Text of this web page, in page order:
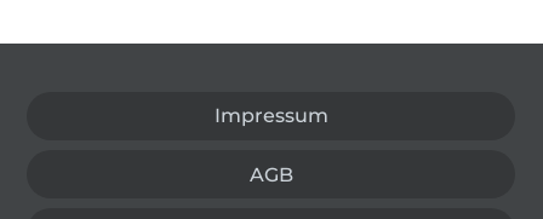
Impressum
AGB